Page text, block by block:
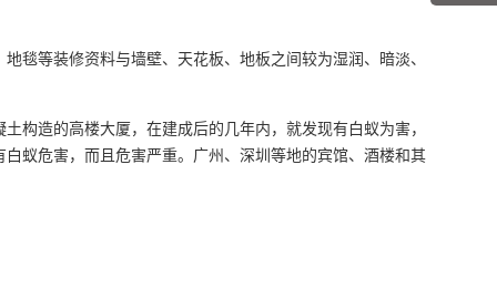
毯等装修资料与墙壁、天花板、地板之间较为湿润、暗淡、
构造的高楼大厦，在建成后的几年内，就发现有白蚁为害，
蚁危害，而且危害严重。广州、深圳等地的宾馆、酒楼和其